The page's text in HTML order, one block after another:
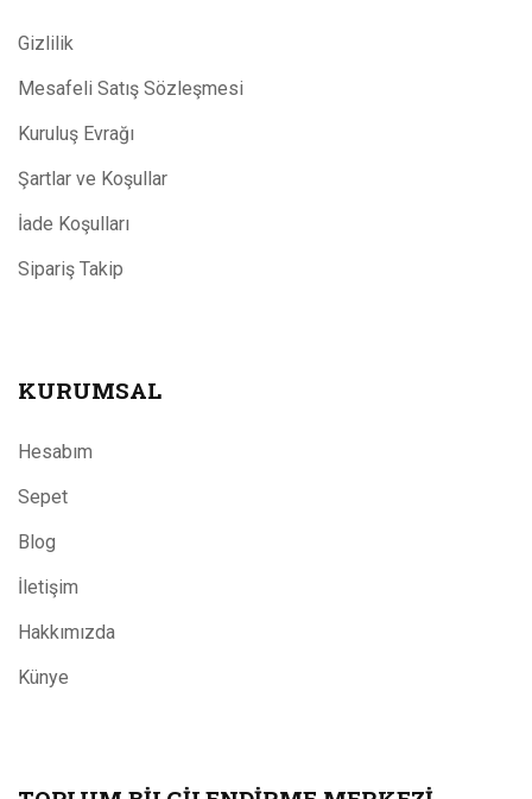
Gizlilik
Mesafeli Satış Sözleşmesi
Kuruluş Evrağı
Şartlar ve Koşullar
İade Koşulları
Sipariş Takip
KURUMSAL
Hesabım
Sepet
Blog
İletişim
Hakkımızda
Künye